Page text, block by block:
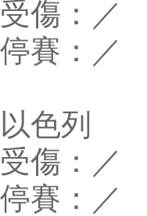
受傷：／
停賽：／
以色列
受傷：／
停賽：／